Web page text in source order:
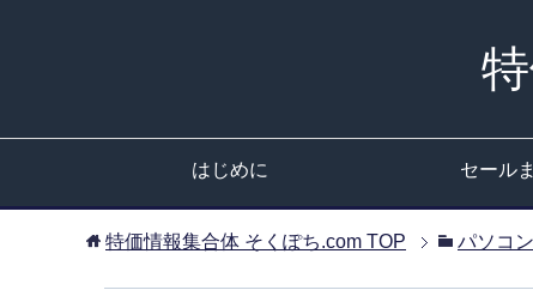
はじめに セール
特価情報集合体 そくぽち.com TOP パソコン